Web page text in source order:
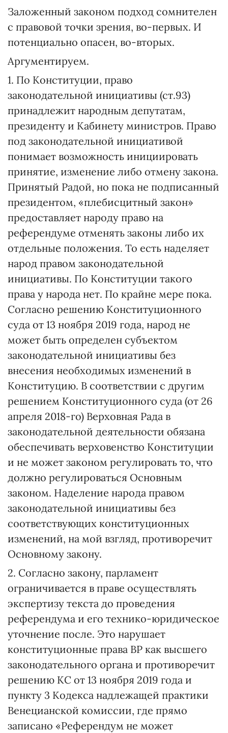
Заложенный законом подход сомнителен
с правовой точки зрения, во-первых. И
потенциально опасен, во-вторых.
Аргументируем.
1. По Конституции, право
законодательной инициативы (ст.93)
принадлежит народным депутатам,
президенту и Кабинету министров. Право
под законодательной инициативой
понимает возможность инициировать
принятие, изменение либо отмену закона.
Принятый Радой, но пока не подписанный
президентом, «плебисцитный закон»
предоставляет народу право на
референдуме отменять законы либо их
отдельные положения. То есть наделяет
народ правом законодательной
инициативы. По Конституции такого
права у народа нет. По крайне мере пока.
Согласно решению Конституционного
суда от 13 ноября 2019 года, народ не
может быть определен субъектом
законодательной инициативы без
внесения необходимых изменений в
Конституцию. В соответствии с другим
решением Конституционного суда (от 26
апреля 2018-го) Верховная Рада в
законодательной деятельности обязана
обеспечивать верховенство Конституции
и не может законом регулировать то, что
должно регулироваться Основным
законом. Наделение народа правом
законодательной инициативы без
соответствующих конституционных
изменений, на мой взгляд, противоречит
Основному закону.
2. Согласно закону, парламент
ограничивается в праве осуществлять
экспертизу текста до проведения
референдума и его технико-юридическое
уточнение после. Это нарушает
конституционные права ВР как высшего
законодательного органа и противоречит
решению КС от 13 ноября 2019 года и
пункту 3 Кодекса надлежащей практики
Венецианской комиссии, где прямо
записано «Референдум не может